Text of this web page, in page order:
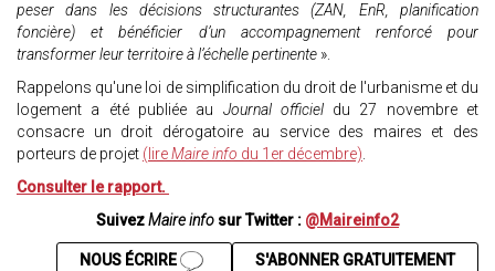
peser dans les décisions structurantes (ZAN, EnR, planification
foncière) et bénéficier d’un accompagnement renforcé pour
transformer leur territoire à l’échelle pertinente ».
Rappelons qu'une loi de simplification du droit de l'urbanisme et du
logement a été publiée au Journal officieldu 27 novembre et
consacre un droit dérogatoire au service des maires et des
porteurs de projet (lireMaire info du 1er décembre).
Consulter le rapport.
SuivezMaire info sur Twitter : @Maireinfo2
S'ABONNER GRATUITEMENT
NOUS ÉCRIRE